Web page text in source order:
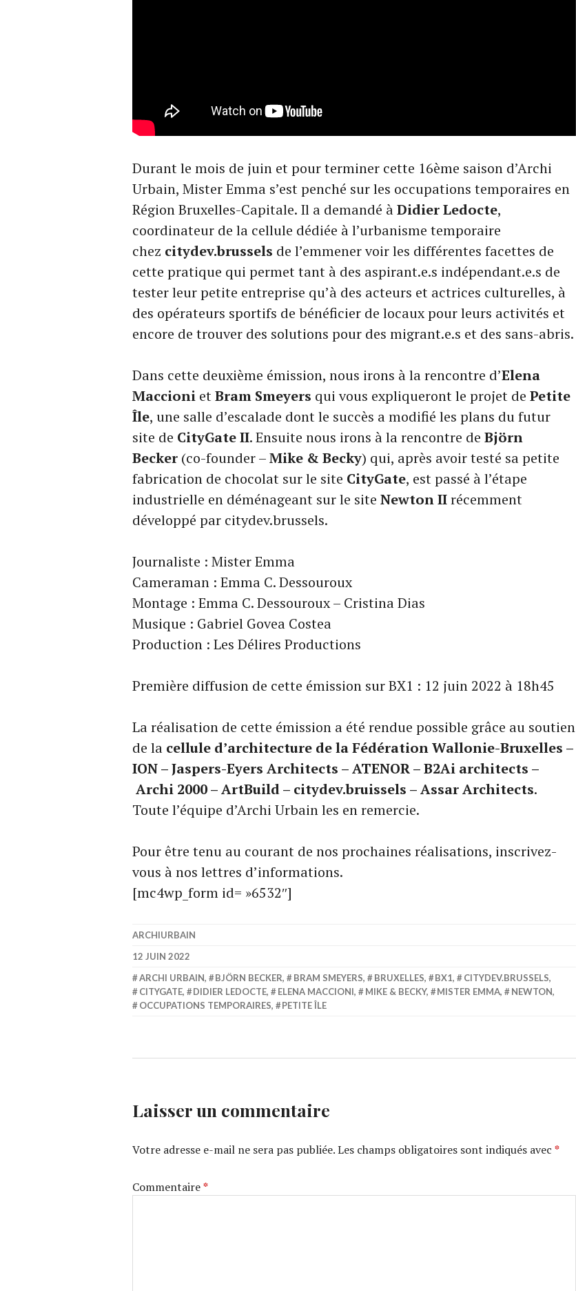
Durant le mois de juin et pour terminer cette 16ème saison d’Archi
Urbain, Mister Emma s’est penché sur les occupations temporaires en
Région Bruxelles-Capitale. Il a demandé àDidier Ledocte,
coordinateur de la cellule dédiée à l’urbanisme temporaire
chez citydev.brussels de l’emmener voir les différentes facettes de
cette pratique qui permet tant à des aspirant.e.s indépendant.e.s de
tester leur petite entreprise qu’à des acteurs et actrices culturelles, à
des opérateurs sportifs de bénéficier de locaux pour leurs activités et
encore de trouver des solutions pour des migrant.e.s et des sans-abris.
Dans cette deuxième émission, nous irons à la rencontre d’Elena
Maccioni etBram Smeyers qui vous expliqueront le projet de Petite
Île, une salle d’escalade dont le succès a modifié les plans du futur
site de CityGate II. Ensuite nous irons à la rencontre de Björn
Becker (co-founder –Mike & Becky) qui, après avoir testé sa petite
fabrication de chocolat sur le site CityGate, est passé à l’étape
industrielle en déménageant sur le site Newton IIrécemment
développé par citydev.brussels.
Journaliste : Mister Emma
Cameraman : Emma C. Dessouroux
Montage : Emma C. Dessouroux – Cristina Dias
Musique : Gabriel Govea Costea
Production : Les Délires Productions
Première diffusion de cette émission sur BX1 : 12 juin 2022 à 18h45
La réalisation de cette émission a été rendue possible grâce au soutien
de la cellule d’architecture de la Fédération Wallonie-Bruxelles –
ION – Jaspers-Eyers Architects – ATENOR – B2Ai architects –
Archi 2000 – ArtBuild – citydev.bruissels – Assar Architects.
Toute l’équipe d’Archi Urbain les en remercie.
Pour être tenu au courant de nos prochaines réalisations, inscrivez-
vous à nos lettres d’informations.
[mc4wp_form id= »6532″]
ARCHIURBAIN
12 JUIN 2022
ARCHI URBAIN, BJÖRN BECKER, BRAM SMEYERS, BRUXELLES, BX1, CITYDEV.BRUSSELS,
CITYGATE, DIDIER LEDOCTE, ELENA MACCIONI, MIKE & BECKY, MISTER EMMA, NEWTON,
OCCUPATIONS TEMPORAIRES, PETITE ÎLE
Laisser un commentaire
Votre adresse e-mail ne sera pas publiée.Les champs obligatoires sont indiqués avec *
Commentaire*